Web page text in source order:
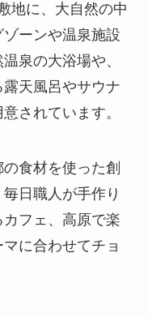
地に、大自然の中
ーンや温泉施設
泉の大浴場や、
天風呂やサウナ
されています。
食材を使った創
日職人が手作り
フェ、高原で楽
に合わせてチョ